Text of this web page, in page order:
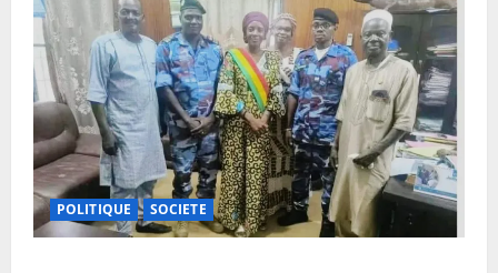
POLITIQUE SOCIETE